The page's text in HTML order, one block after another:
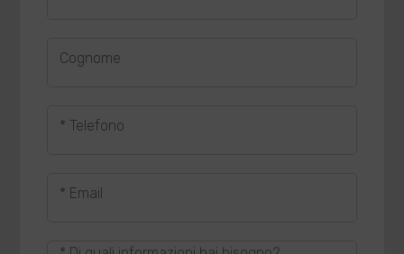
Cognome
* Telefono
* Email